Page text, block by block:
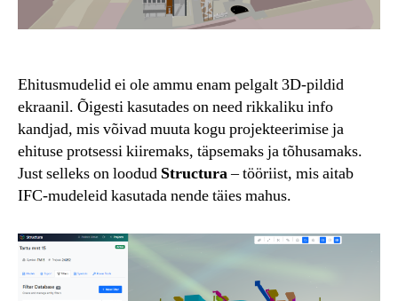
Ehitusmudelid ei ole ammu enam pelgalt 3D-pildid
ekraanil. Õigesti kasutades on need rikkaliku info
kandjad, mis võivad muuta kogu projekteerimise ja
ehituse protsessi kiiremaks, täpsemaks ja tõhusamaks.
Just selleks on loodud Structura– tööriist, mis aitab
IFC-mudeleid kasutada nende täies mahus.